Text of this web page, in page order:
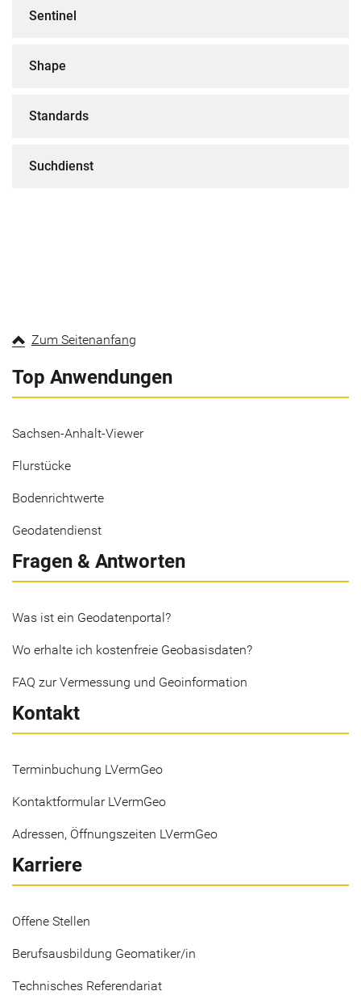
Sentinel
Shape
Standards
Suchdienst
Zum Seitenanfang
Top Anwendungen
Sachsen-Anhalt-Viewer
Flurstücke
Bodenrichtwerte
Geodatendienst
Fragen & Antworten
Was ist ein Geodatenportal?
Wo erhalte ich kostenfreie Geobasisdaten?
FAQ zur Vermessung und Geoinformation
Kontakt
Terminbuchung LVermGeo
Kontaktformular LVermGeo
Adressen, Öffnungszeiten LVermGeo
Karriere
Offene Stellen
Berufsausbildung Geomatiker/in
Technisches Referendariat